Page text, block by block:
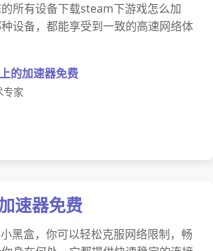
所有设备下载steam下游戏怎么加
设备，都能享受到一致的高速网络体
的加速器免费
专家
速器免费
黑盒，你可以轻松克服网络限制，畅